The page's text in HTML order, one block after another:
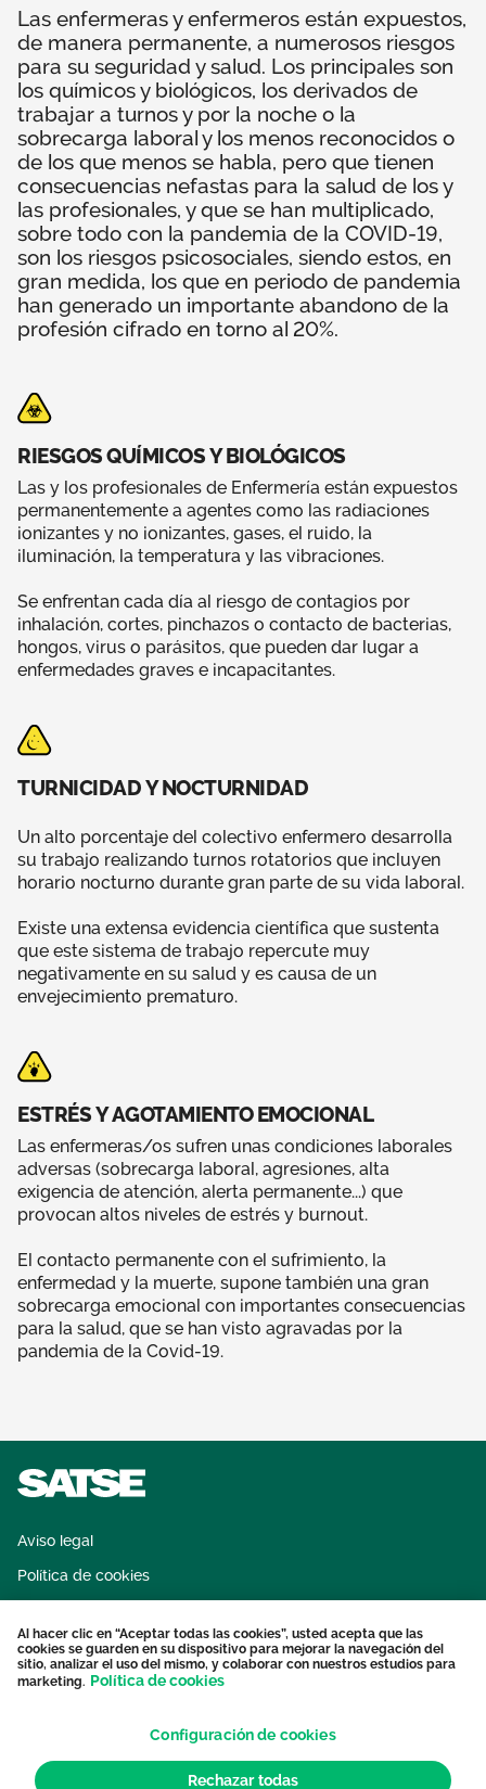
Las enfermeras y enfermeros están expuestos,
de manera permanente, a numerosos riesgos
para su seguridad y salud. Los principales son
los químicos y biológicos, los derivados de
trabajar a turnos y por la noche o la
sobrecarga laboral y los menos reconocidos o
de los que menos se habla, pero que tienen
consecuencias nefastas para la salud de los y
las profesionales, y que se han multiplicado,
sobre todo con la pandemia de la COVID-19,
son los riesgos psicosociales, siendo estos, en
gran medida, los que en periodo de pandemia
han generado un importante abandono de la
profesión cifrado en torno al 20%.
RIESGOS QUÍMICOS Y BIOLÓGICOS
Las y los profesionales de Enfermería están expuestos
permanentemente a agentes como las radiaciones
ionizantes y no ionizantes, gases, el ruido, la
iluminación, la temperatura y las vibraciones.
Se enfrentan cada día al riesgo de contagios por
inhalación, cortes, pinchazos o contacto de bacterias,
hongos, virus o parásitos, que pueden dar lugar a
enfermedades graves e incapacitantes.
TURNICIDAD Y NOCTURNIDAD
Un alto porcentaje del colectivo enfermero desarrolla
su trabajo realizando turnos rotatorios que incluyen
horario nocturno durante gran parte de su vida laboral.
Existe una extensa evidencia científica que sustenta
que este sistema de trabajo repercute muy
negativamente en su salud y es causa de un
envejecimiento prematuro.
ESTRÉS Y AGOTAMIENTO EMOCIONAL
Las enfermeras/os sufren unas condiciones laborales
adversas (sobrecarga laboral, agresiones, alta
exigencia de atención, alerta permanente...) que
provocan altos niveles de estrés y burnout.
El contacto permanente con el sufrimiento, la
enfermedad y la muerte, supone también una gran
sobrecarga emocional con importantes consecuencias
para la salud, que se han visto agravadas por la
pandemia de la Covid-19.
Aviso legal
Política de cookies
Protección datos personales
Contacto
Al hacer clic en “Aceptar todas las cookies”, usted acepta que las
cookies se guarden en su dispositivo para mejorar la navegación del
sitio, analizar el uso del mismo, y colaborar con nuestros estudios para
marketing. Política de cookies
Configuración de cookies
Rechazar todas